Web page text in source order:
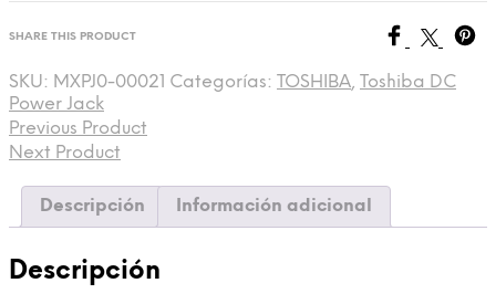
SHARE THIS PRODUCT
SKU: MXPJ0-00021 Categorías: TOSHIBA, Toshiba DC
Power Jack
Previous Product
Next Product
Descripción Información adicional
Descripción